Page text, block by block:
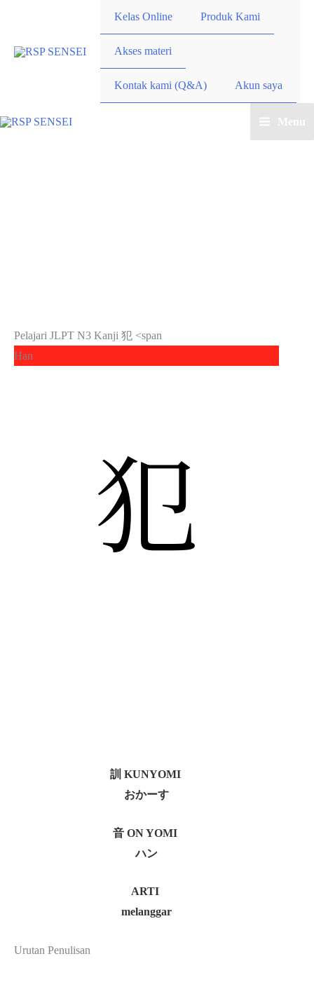
konten
Kelas Online Produk Kami
Akses materi
Kontak kami (Q&A) Akun saya
Main
Menu
Pelajari JLPT N3 Kanji 犯 <span
Han
犯
訓 KUNYOMI
おかーす
音 ON YOMI
ハン
ARTI
melanggar
Urutan Penulisan